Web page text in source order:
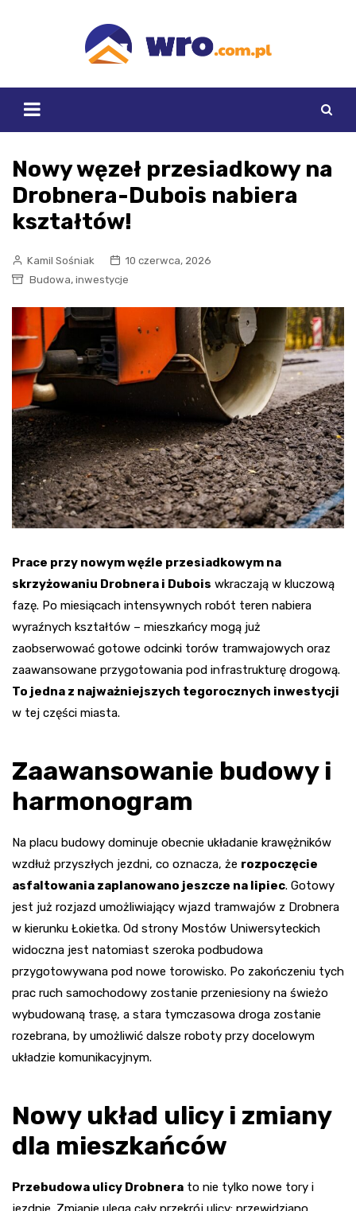
Nowy węzeł przesiadkowy na
Drobnera-Dubois nabiera
kształtów!
Kamil Sośniak
10 czerwca, 2026
Budowa, inwestycje
Prace przy nowym węźle przesiadkowym na
skrzyżowaniu Drobnera i Dubois wkraczają w kluczową
fazę. Po miesiącach intensywnych robót teren nabiera
wyraźnych kształtów – mieszkańcy mogą już
zaobserwować gotowe odcinki torów tramwajowych oraz
zaawansowane przygotowania pod infrastrukturę drogową.
To jedna z najważniejszych tegorocznych inwestycji
w tej części miasta.
Zaawansowanie budowy i
harmonogram
Na placu budowy dominuje obecnie układanie krawężników
wzdłuż przyszłych jezdni, co oznacza, że rozpoczęcie
asfaltowania zaplanowano jeszcze na lipiec. Gotowy
jest już rozjazd umożliwiający wjazd tramwajów z Drobnera
w kierunku Łokietka. Od strony Mostów Uniwersyteckich
widoczna jest natomiast szeroka podbudowa
przygotowywana pod nowe torowisko. Po zakończeniu tych
prac ruch samochodowy zostanie przeniesiony na świeżo
wybudowaną trasę, a stara tymczasowa droga zostanie
rozebrana, by umożliwić dalsze roboty przy docelowym
układzie komunikacyjnym.
Nowy układ ulicy i zmiany
dla mieszkańców
Przebudowa ulicy Drobnera to nie tylko nowe tory i